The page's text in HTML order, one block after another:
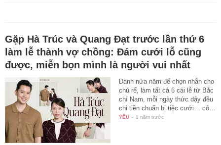
Gặp Hà Trúc và Quang Đạt trước lần thứ 6
làm lễ thành vợ chồng: Đám cưới lỗ cũng
được, miễn bọn mình là người vui nhất
Dành nửa năm để chọn nhẫn cho
chú rể, làm tất cả 6 cái lễ từ Bắc
chí Nam, mỗi ngày thức dậy đều
chi tiền chuẩn bị tiệc cưới… cô…
YÊU - 1 năm trước